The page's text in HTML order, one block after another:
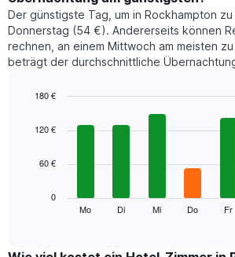
Zimmerpreis
im
jeweiligen
Monat
an.
Diagramm
die
Monate
Der günstigste Tag, um in Rockhampton
Donnerstag (54 €). Andererseits können
rechnen, an einem Mittwoch am meisten
beträgt der durchschnittliche
chart
bars.
den
Mo Di Mi Do Fr
0
60 €
120 €
180 €